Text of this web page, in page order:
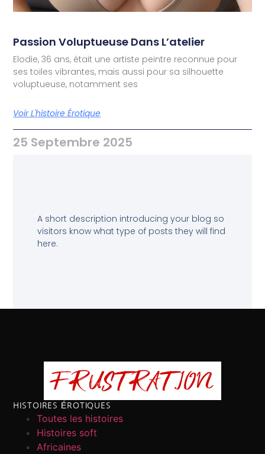
Passion Voluptueuse Dans L’atelier
Elodie, 36 ans, était une artiste peintre reconnue pour
ses toiles vibrantes, mais aussi pour sa silhouette
voluptueuse, notamment ses
Voir L'histoire Érotique
25 Septembre 2025
A short description introducing your blog so
visitors know what type of posts they will find
here.
HISTOIRES ÉROTIQUES
Toutes les histoires
Histoires soft
Africaines